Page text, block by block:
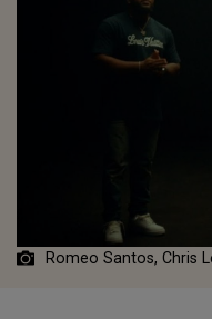
Romeo Santos, Chris